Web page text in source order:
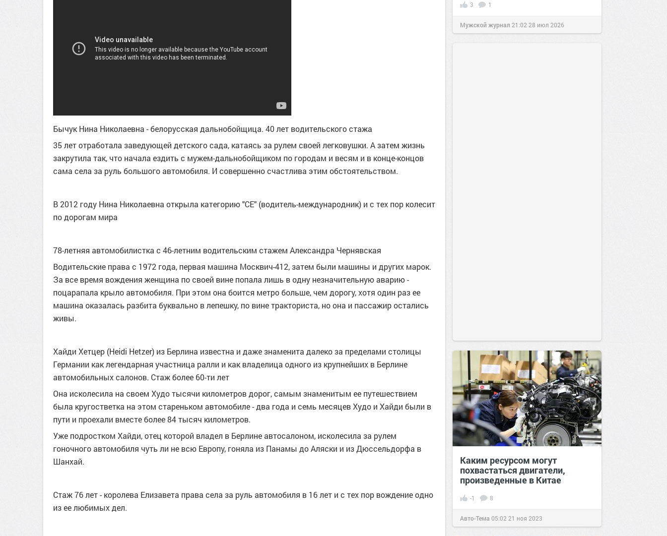
Бычук Нина Николаевна - белорусская дальнобойщица. 40 лет водительского стажа
35 лет отработала заведующей детского сада, катаясь за рулем своей легковушки. А затем жизнь
закрутила так, что начала ездить с мужем-дальнобойщиком по городам и весям и в конце-концов
сама села за руль большого автомобиля. И совершенно счастлива этим обстоятельством.
В 2012 году Нина Николаевна открыла категорию "СЕ" (водитель-международник) и с тех пор колесит
по дорогам мира
78-летняя автомобилистка с 46-летним водительским стажем Александра Чернявская
Водительские права с 1972 года, первая машина Москвич-412, затем были машины и других марок.
За все время вождения женщина по своей вине попала лишь в одну незначительную аварию -
поцарапала крыло автомобиля. При этом она боится метро больше, чем дорогу, хотя один раз ее
машина оказалась разбита буквально в лепешку, по вине тракториста, но она и пассажир остались
живы.
Хайди Хетцер (Heidi Hetzer) из Берлина известна и даже знаменита далеко за пределами столицы
Германии как легендарная участница ралли и как владелица одного из крупнейших в Берлине
автомобильных салонов. Стаж более 60-ти лет
Она исколесила на своем Худо тысячи километров дорог, самым знаменитым ее путешествием
была кругостветка на этом стареньком автомобиле - два года и семь месяцев Худо и Хайди были в
пути и проехали вместе более 84 тысяч километров.
Уже подростком Хайди, отец которой владел в Берлине автосалоном, исколесила за рулем
гоночного автомобиля чуть ли не всю Европу, гоняла из Панамы до Аляски и из Дюссельдорфа в
Шанхай.
Стаж 76 лет - королева Елизавета права села за руль автомобиля в 16 лет и с тех пор вождение одно
из ее любимых дел.
3 1
Мужской журнал 21:02 28 июл 2026
Каким ресурсом могут
похвастаться двигатели,
произведенные в Китае
-1 8
Авто-Тема 05:02 21 ноя 2023